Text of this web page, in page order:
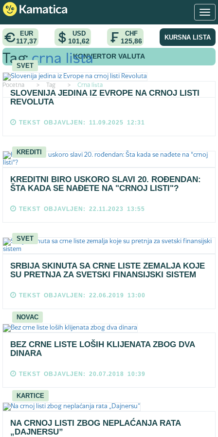
EUR
117,37
USD
101,62
CHF
125,86 KURSNA LISTA
KONVERTOR VALUTA
Pocetna > Tag > Crna lista
Tag:crna lista
SVET
SLOVENIJA JEDINA IZ EVROPE NA CRNOJ LISTI
REVOLUTA
TEKST OBJAVLJEN: 11.09.2025 12:31
KREDITI
KREDITNI BIRO USKORO SLAVI 20. ROĐENDAN:
ŠTA KADA SE NAĐETE NA "CRNOJ LISTI"?
TEKST OBJAVLJEN: 22.11.2023 13:55
SVET
SRBIJA SKINUTA SA CRNE LISTE ZEMALJA KOJE
SU PRETNJA ZA SVETSKI FINANSIJSKI SISTEM
TEKST OBJAVLJEN: 22.06.2019 13:00
NOVAC
BEZ CRNE LISTE LOŠIH KLIJENATA ZBOG DVA
DINARA
TEKST OBJAVLJEN: 20.07.2018 10:39
KARTICE
NA CRNOJ LISTI ZBOG NEPLAĆANJA RATA
„DAJNERSU”